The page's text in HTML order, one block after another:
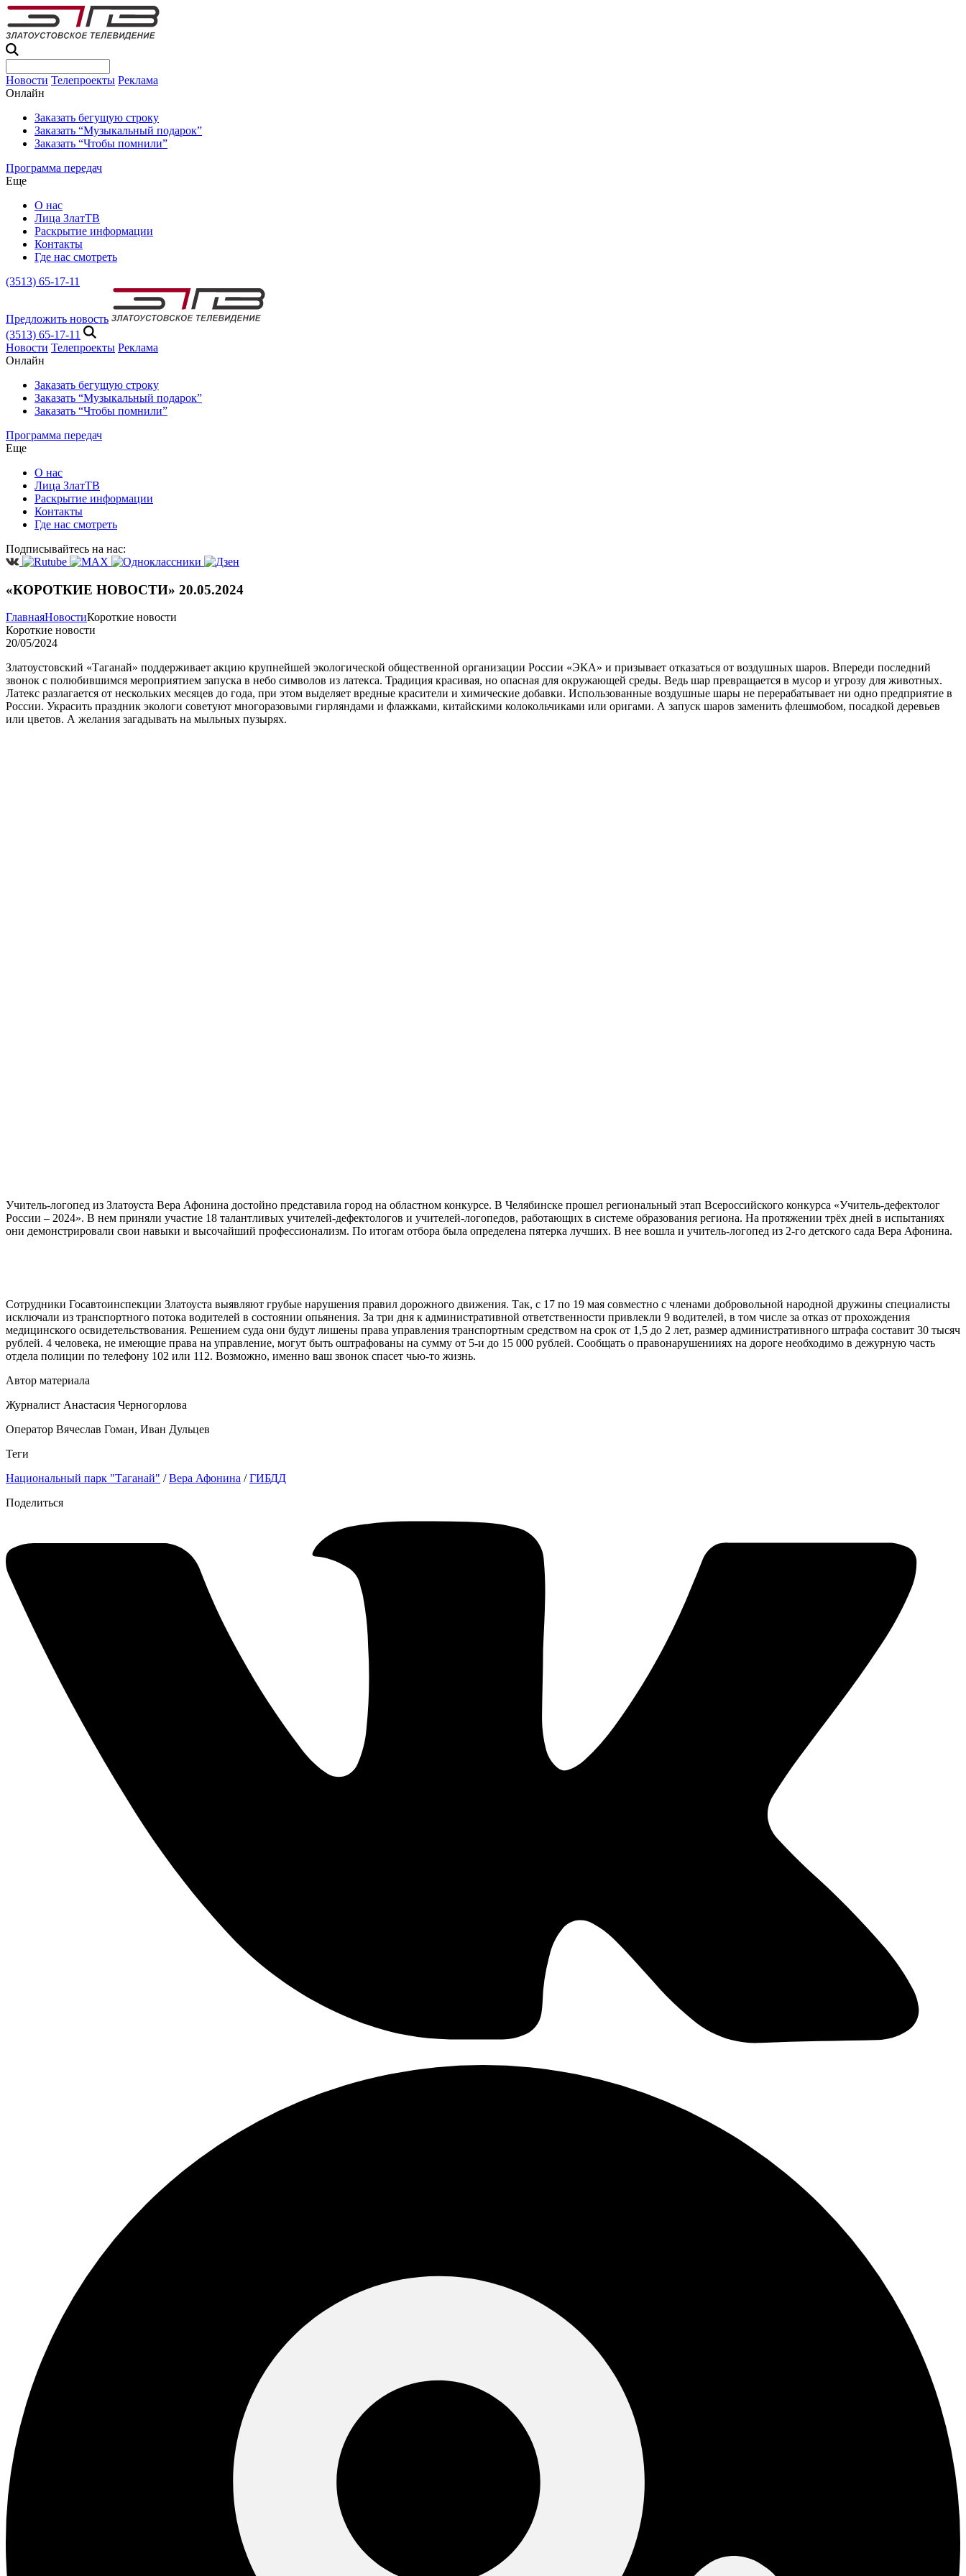
Новости Телепроекты Реклама
Онлайн
Заказать бегущую строку
Заказать “Музыкальный подарок”
Заказать “Чтобы помнили”
Программа передач
Еще
О нас
Лица ЗлатТВ
Раскрытие информации
Контакты
Где нас смотреть
(3513) 65-17-11
Предложить новость
(3513) 65-17-11
Новости Телепроекты Реклама
Онлайн
Заказать бегущую строку
Заказать “Музыкальный подарок”
Заказать “Чтобы помнили”
Программа передач
Еще
О нас
Лица ЗлатТВ
Раскрытие информации
Контакты
Где нас смотреть
Подписывайтесь на нас:
«КОРОТКИЕ НОВОСТИ» 20.05.2024
ГлавнаяНовостиКороткие новости
Короткие новости
20/05/2024
Златоустовский «Таганай» поддерживает акцию крупнейшей экологической общественной организации России «ЭКА» и призывает отказаться от воздушных шаров. Впереди последний
звонок с полюбившимся мероприятием запуска в небо символов из латекса. Традиция красивая, но опасная для окружающей среды. Ведь шар превращается в мусор и угрозу для животных.
Латекс разлагается от нескольких месяцев до года, при этом выделяет вредные красители и химические добавки. Использованные воздушные шары не перерабатывает ни одно предприятие в
России. Украсить праздник экологи советуют многоразовыми гирляндами и флажками, китайскими колокольчиками или оригами. А запуск шаров заменить флешмобом, посадкой деревьев
или цветов. А желания загадывать на мыльных пузырях.
Учитель-логопед из Златоуста Вера Афонина достойно представила город на областном конкурсе. В Челябинске прошел региональный этап Всероссийского конкурса «Учитель-дефектолог
России – 2024». В нем приняли участие 18 талантливых учителей-дефектологов и учителей-логопедов, работающих в системе образования региона. На протяжении трёх дней в испытаниях
они демонстрировали свои навыки и высочайший профессионализм. По итогам отбора была определена пятерка лучших. В нее вошла и учитель-логопед из 2-го детского сада Вера Афонина.
Сотрудники Госавтоинспекции Златоуста выявляют грубые нарушения правил дорожного движения. Так, с 17 по 19 мая совместно с членами добровольной народной дружины специалисты
исключали из транспортного потока водителей в состоянии опьянения. За три дня к административной ответственности привлекли 9 водителей, в том числе за отказ от прохождения
медицинского освидетельствования. Решением суда они будут лишены права управления транспортным средством на срок от 1,5 до 2 лет, размер административного штрафа составит 30 тысяч
рублей. 4 человека, не имеющие права на управление, могут быть оштрафованы на сумму от 5-и до 15 000 рублей. Сообщать о правонарушенииях на дороге необходимо в дежурную часть
отдела полиции по телефону 102 или 112. Возможно, именно ваш звонок спасет чью-то жизнь.
Автор материала
Журналист Анастасия Черногорлова
Оператор Вячеслав Гоман, Иван Дульцев
Теги
Национальный парк "Таганай" /Вера Афонина /ГИБДД
Поделиться